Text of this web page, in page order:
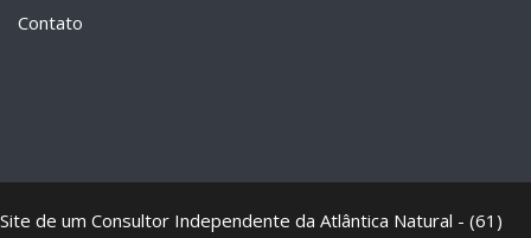
Contato
Site de um Consultor Independente da Atlântica Natural - (61)